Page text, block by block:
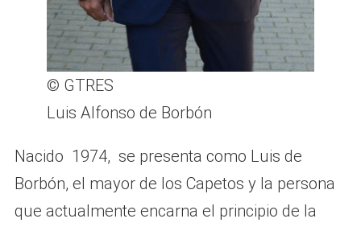
© GTRES
Luis Alfonso de Borbón
Nacido 1974, se presenta como Luis de
Borbón, el mayor de los Capetos y la persona
que actualmente encarna el principio de la